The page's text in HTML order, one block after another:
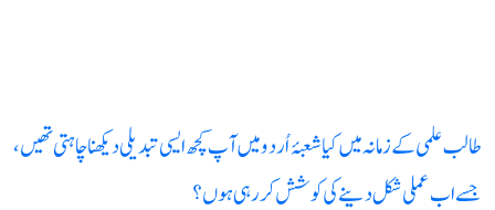
طالب علمی کے زمانہ میں کیا شعبۂ اُردو میں آپ کچھ ایسی تبدیلی دیکھنا چاہتی تھیں،
جسے اب عملی شکل دینے کی کوشش کر رہی ہوں؟